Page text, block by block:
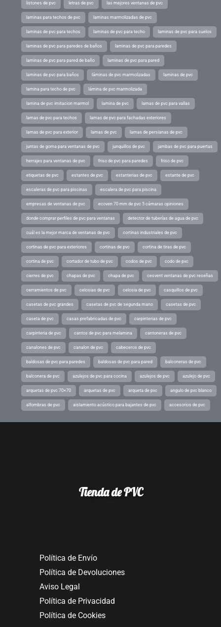
listones de pvc letras de pvc las mejores ventanas de pvc
laminas para techos de pvc laminas marmolizadas de pvc
laminas de pvc para techos laminas de pvc para techo laminas de pvc para suelos
laminas de pvc para paredes de baños laminas de pvc para paredes
laminas de pvc para pared de baño laminas de pvc para pared
laminas de pvc para baños láminas de pvc marmolizadas laminas de pvc
lamina para techo de pvc lámina de pvc marmolizada
lamina de pvc imitacion marmol lamina de pvc lamas de pvc para vallas
lamas de pvc para techos lamas de pvc para fachadas exteriores
lamas de pvc para exterior lamas de pvc lamas de persianas de pvc
juntas de goma para ventanas de pvc junquillos de pvc jambas de pvc para puertas
herrajes para ventanas de pvc friso de pvc para paredes friso de pvc
etiquetas de pvc estantes de pvc estanterias de pvc estante de pvc
escaleras de pvc para piscinas escalera de pvc para piscina
empresas de ventanas de pvc ecoven 70 mm de pvc 5 cámaras opiniones
donde comprar perfiles de pvc para ventanas detector de tuberías de agua de pvc
cuál es la mejor marca de ventanas de pvc cortinas industriales de pvc
cortinas de pvc para exteriores cortinas de pvc cortina de tiras de pvc
cortina de pvc cortador de tubo de pvc codos de pvc codo de pvc
cierres de pvc chapas de pvc chapa de pvc cesvent ventanas de pvc reseñas
cerramientos de pvc celosias de pvc celosia de pvc casquillos de pvc
casetas de pvc grandes casetas de pvc de segunda mano casetas de pvc
caseta de pvc casas prefabricadas de pvc carpinterias de pvc
carpinteria de pvc cantos de pvc para melamina cantoneras de pvc
canalones de pvc canalon de pvc cabeceros de pvc
baldosas de pvc para paredes baldosas de pvc para pared balconeras de pvc
balconera de pvc azulejos de pvc para cocina azulejos de pvc azulejo de pvc
arquetas de pvc 70×70 arquetas de pvc arqueta de pvc angulo de pvc blanco
alfombras de pvc aislamiento acústico para bajantes de pvc accesorios de pvc
Tienda de PVC
Política de Envío
Política de Devoluciones
Aviso Legal
Política de Privacidad
Política de Cookies